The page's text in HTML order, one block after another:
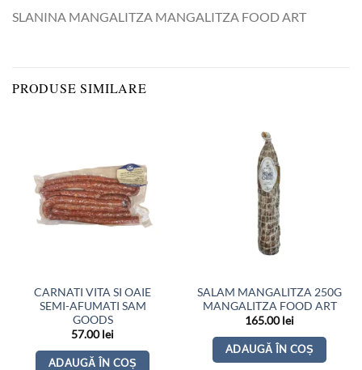
SLANINA MANGALITZA MANGALITZA FOOD ART
PRODUSE SIMILARE
CARNATI VITA SI OAIE
SEMI-AFUMATI SAM
GOODS
57.00lei
ADAUGĂ ÎN COȘ
SALAM MANGALITZA 250G
MANGALITZA FOOD ART
165.00lei
ADAUGĂ ÎN COȘ